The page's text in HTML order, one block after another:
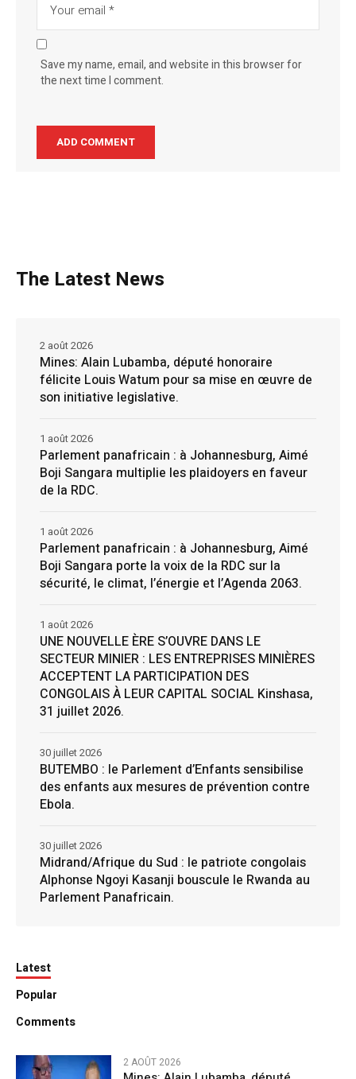
Save my name, email, and website in this browser for
the next time I comment.
The Latest News
Mines: Alain Lubamba, député honoraire
félicite Louis Watum pour sa mise en œuvre de
son initiative legislative.
2 août 2026
Parlement panafricain : à Johannesburg, Aimé
Boji Sangara multiplie les plaidoyers en faveur
de la RDC.
1 août 2026
Parlement panafricain : à Johannesburg, Aimé
Boji Sangara porte la voix de la RDC sur la
sécurité, le climat, l’énergie et l’Agenda 2063.
1 août 2026
UNE NOUVELLE ÈRE S’OUVRE DANS LE
SECTEUR MINIER : LES ENTREPRISES MINIÈRES
ACCEPTENT LA PARTICIPATION DES
CONGOLAIS À LEUR CAPITAL SOCIAL Kinshasa,
31 juillet 2026.
1 août 2026
BUTEMBO : le Parlement d’Enfants sensibilise
des enfants aux mesures de prévention contre
Ebola.
30 juillet 2026
Midrand/Afrique du Sud : le patriote congolais
Alphonse Ngoyi Kasanji bouscule le Rwanda au
Parlement Panafricain.
30 juillet 2026
Latest
Popular
Comments
2 AOÛT 2026